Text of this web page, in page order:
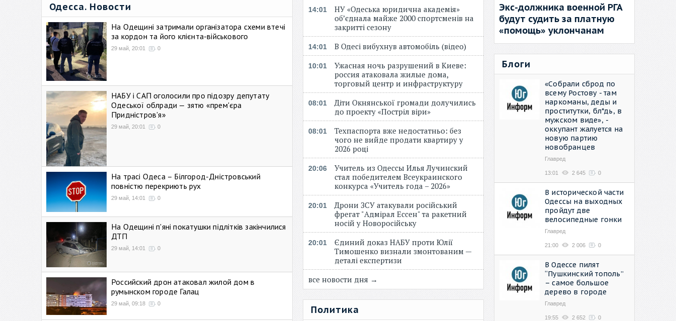
Одесса. Новости
На Одещині затримали організатора схеми втечі
за кордон та його клієнта-військового
29 май, 20:01 0
НАБУ і САП оголосили про підозру депутату
Одеської облради — зятю «прем'єра
Придністров'я»
29 май, 20:01 0
На трасі Одеса – Білгород-Дністровський
повністю перекриють рух
29 май, 14:01 0
На Одещині п'яні покатушки підлітків закінчилися
ДТП
29 май, 14:01 0
Российский дрон атаковал жилой дом в
румынском городе Галац
29 май, 09:18 0
14:01
НУ «Одеська юридична академія»
об’єднала майже 2000 спортсменів на
закритті сезону
14:01 В Одесі вибухнув автомобіль (відео)
10:01
Ужасная ночь разрушений в Киеве:
россия атаковала жилые дома,
торговый центр и инфраструктуру
08:01
Діти Окнянської громади долучились
до проекту «Постріл віри»
08:01
Техпаспорта вже недостатньо: без
чого не вийде продати квартиру у
2026 році
20:06
Учитель из Одессы Илья Лучинский
стал победителем Всеукраинского
конкурса «Учитель года – 2026»
20:01
Дрони ЗСУ атакували російський
фрегат "Адмірал Ессен" та ракетний
носій у Новоросійську
20:01
Єдиний доказ НАБУ проти Юлії
Тимошенко визнали змонтованим —
деталі експертизи
все новости дня →
Политика
Экс-должника военной РГА
будут судить за платную
«помощь» уклончанам
Блоги
«Собрали сброд по
всему Ростову - там
наркоманы, деды и
проститутки, бл*дь, в
мужском виде», -
оккупант жалуется на
новую партию
новобранцев
Главред
13:01 2 645 0
В исторической части
Одессы на выходных
пройдут две
велосипедные гонки
Главред
21:00 2 006 0
В Одессе пилят
“Пушкинский тополь”
– самое большое
дерево в городе
Главред
19:55 2 652 0